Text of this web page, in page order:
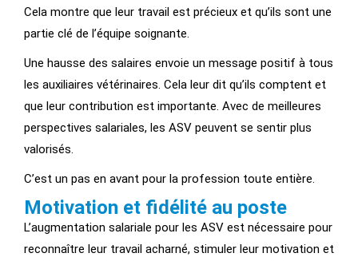
Cela montre que leur travail est précieux et qu’ils sont une
partie clé de l’équipe soignante.
Une hausse des salaires envoie un message positif à tous
les auxiliaires vétérinaires. Cela leur dit qu’ils comptent et
que leur contribution est importante. Avec de meilleures
perspectives salariales, les ASV peuvent se sentir plus
valorisés.
C’est un pas en avant pour la profession toute entière.
Motivation et fidélité au poste
L’augmentation salariale pour les ASV est nécessaire pour
reconnaître leur travail acharné, stimuler leur motivation et